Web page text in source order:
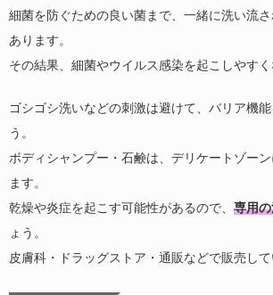
細菌を防ぐための良い菌まで、一緒に洗い流
あります。
その結果、細菌やウイルス感染を起こしやすく
ゴシゴシ洗いなどの刺激は避けて、バリア機
う。
ボディシャンプー・石鹸は、デリケートゾー
ます。
乾燥や炎症を起こす可能性があるので、 専用
ょう。
皮膚科・ドラッグストア・通販などで販売して